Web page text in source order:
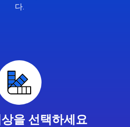
다.
을 선택하세요